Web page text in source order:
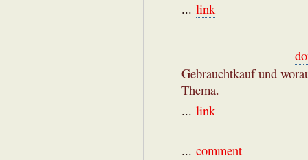
... link
Gebrauchtkauf und
Thema.
... link
... comment